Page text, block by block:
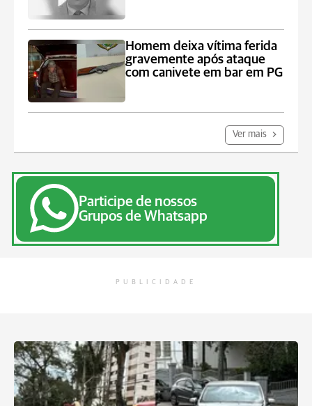
Homem deixa vítima ferida
gravemente após ataque
com canivete em bar em PG
Ver mais
Participe de nossos
Grupos de Whatsapp
PUBLICIDADE